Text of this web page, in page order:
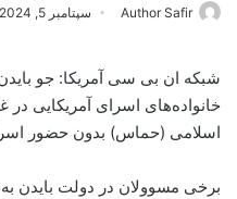
Author Safir سپتامبر 5, 2024
شبکه ان بی سی آمریکا: جو
خانواده‌های اسرای آمریکایی
اسلامی (حماس) بدون حضور
برخی مسوولان در دولت بایدن به